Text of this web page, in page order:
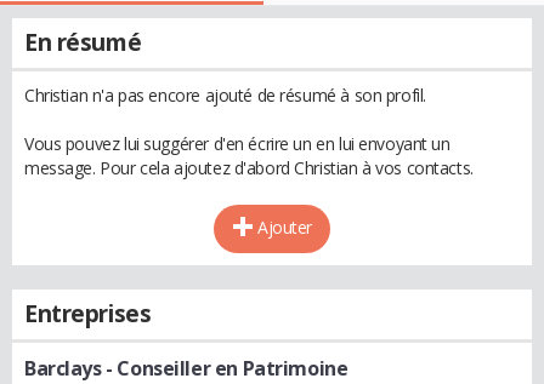
En résumé
Christian n'a pas encore ajouté de résumé à son profil.
Vous pouvez lui suggérer d'en écrire un en lui envoyant un
message. Pour cela ajoutez d'abord Christian à vos contacts.
Ajouter
Entreprises
Barclays- Conseiller en Patrimoine